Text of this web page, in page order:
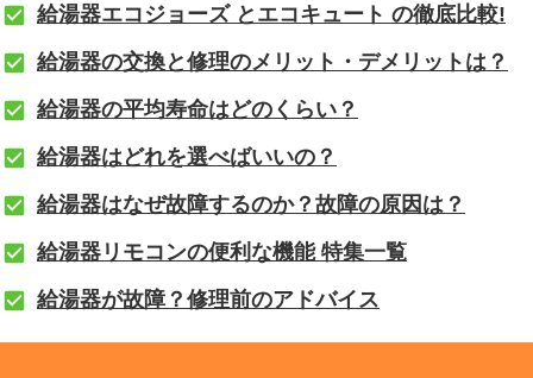
給湯器エコジョーズ とエコキュート の徹底比較!
給湯器の交換と修理のメリット・デメリットは？
給湯器の平均寿命はどのくらい？
給湯器はどれを選べばいいの？
給湯器はなぜ故障するのか？故障の原因は？
給湯器リモコンの便利な機能 特集一覧
給湯器が故障？修理前のアドバイス